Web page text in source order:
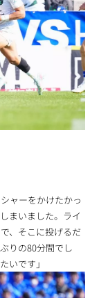
ャーをかけたかっ
まいました。ライ
、そこに投げるだ
りの80分間でし
いです」